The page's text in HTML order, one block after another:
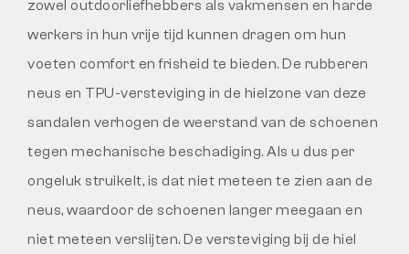
zowel outdoorliefhebbers als vakmensen en harde
werkers in hun vrije tijd kunnen dragen om hun
voeten comfort en frisheid te bieden. De rubberen
neus en TPU-versteviging in de hielzone van deze
sandalen verhogen de weerstand van de schoenen
tegen mechanische beschadiging. Als u dus per
ongeluk struikelt, is dat niet meteen te zien aan de
neus, waardoor de schoenen langer meegaan en
niet meteen verslijten. De versteviging bij de hiel